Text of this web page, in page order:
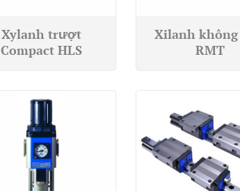
Xylanh trượt
Compact HLS
Xilanh
RMT